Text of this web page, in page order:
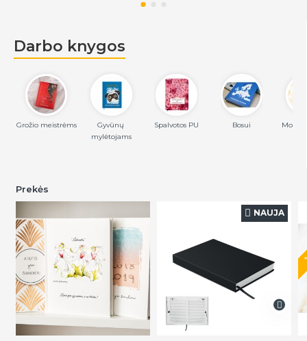
Darbo knygos
Grožio meistrėms
Gyvūnų
mylėtojams
Spalvotos PU Bosui
Prekės
NAUJA